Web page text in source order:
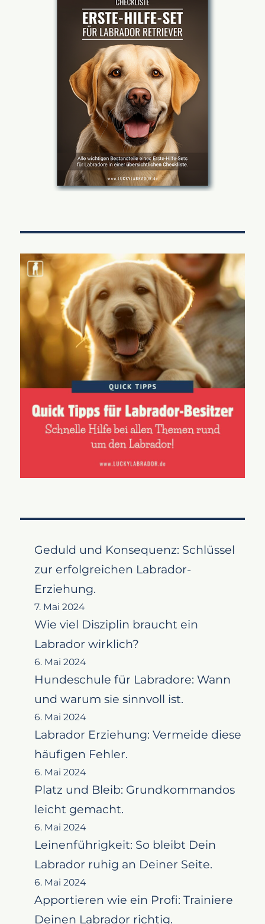
Geduld und Konsequenz: Schlüssel
zur erfolgreichen Labrador-
Erziehung.
7. Mai 2024
Wie viel Disziplin braucht ein
Labrador wirklich?
6. Mai 2024
Hundeschule für Labradore: Wann
und warum sie sinnvoll ist.
6. Mai 2024
Labrador Erziehung: Vermeide diese
häufigen Fehler.
6. Mai 2024
Platz und Bleib: Grundkommandos
leicht gemacht.
6. Mai 2024
Leinenführigkeit: So bleibt Dein
Labrador ruhig an Deiner Seite.
6. Mai 2024
Apportieren wie ein Profi: Trainiere
Deinen Labrador richtig.